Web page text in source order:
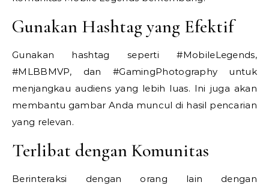
Gunakan Hashtag yang Efektif
Gunakan hashtag seperti #MobileLegends,
#MLBBMVP, dan #GamingPhotography untuk
menjangkau audiens yang lebih luas. Ini juga akan
membantu gambar Anda muncul di hasil pencarian
yang relevan.
Terlibat dengan Komunitas
Berinteraksi dengan orang lain dengan